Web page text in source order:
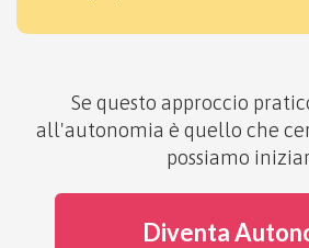
Se questo approccio
all'autonomia è quello che
possiamo
Diventa